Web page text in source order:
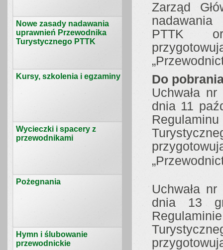
Nowe zasady nadawania
uprawnień Przewodnika
Turystycznego PTTK
Kursy, szkolenia i egzaminy
Wycieczki i spacery z
przewodnikami
Pożegnania
Hymn i ślubowanie
przewodnickie
Zarząd
nadawania
PTTK
Do
Uchwała
dnia 11
Uchwała
dnia 13